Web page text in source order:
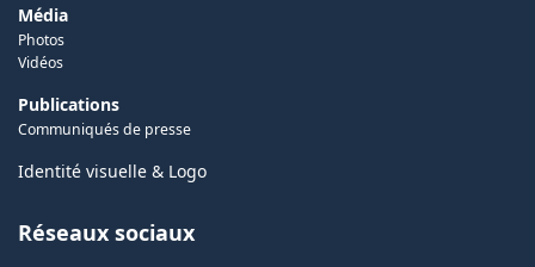
Média
Photos
Vidéos
Publications
Communiqués de presse
Identité visuelle & Logo
Réseaux sociaux